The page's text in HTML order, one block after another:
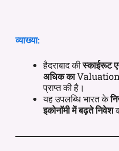
व्याख्या:
हैदराबाद कीस्काईरूट
अधिक काValuation
प्राप्त की है।
यह उपलब्धि भारत के
इकोनॉमी में बढ़ते निवेश